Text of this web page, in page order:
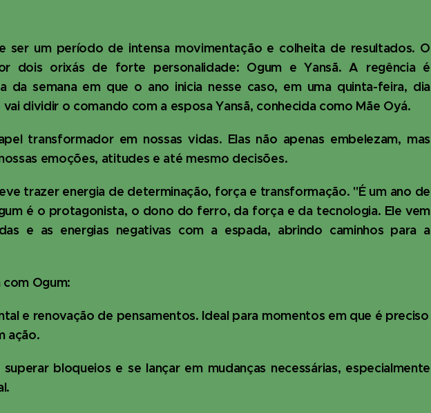
ser um período de intensa movimentação e colheita de resultados. O
dois orixás de forte personalidade: Ogum e Yansã. A regência é
da semana em que o ano inicia nesse caso, em uma quinta-feira, dia
dividir o comando com a esposa Yansã, conhecida como Mãe Oyá.
transformador em nossas vidas. Elas não apenas embelezam, mas
emoções, atitudes e até mesmo decisões.
trazer energia de determinação, força e transformação. "É um ano de
é o protagonista, o dono do ferro, da força e da tecnologia. Ele vem
e as energias negativas com a espada, abrindo caminhos para a
Ogum:
e renovação de pensamentos. Ideal para momentos em que é preciso
ação.
superar bloqueios e se lançar em mudanças necessárias, especialmente